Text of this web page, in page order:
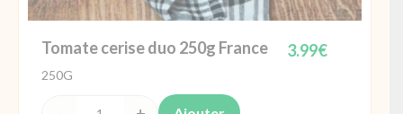
Tomate cerise duo 250g France 3.99€
250G